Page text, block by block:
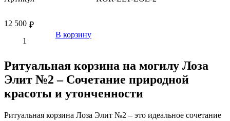
₽
12 500
В корзину
Ритуальная корзина на могилу Лоза
Элит №2 – Сочетание природной
красоты и утонченности
Ритуальная корзина Лоза Элит №2 – это идеальное сочетание